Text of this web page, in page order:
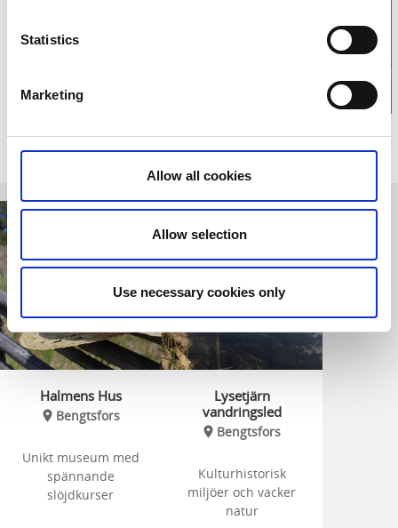
Statistics
Marketing
Allow all cookies
Allow selection
Use necessary cookies only
Relaterade sidor
Halmens Hus
Bengtsfors
Unikt museum med
spännande
slöjdkurser
Lysetjärn
vandringsled
Bengtsfors
Kulturhistorisk
miljöer och vacker
natur